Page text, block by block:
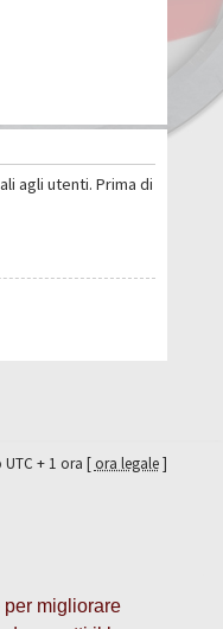
migliorare
agli utenti. Prima di
+ 1 ora [ora legale]